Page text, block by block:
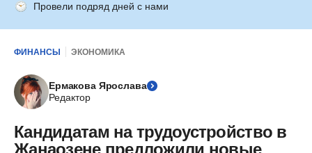
Провели подряд дней с нами
ФИНАНСЫ ЭКОНОМИКА
Ермакова Ярослава
Редактор
Кандидатам на трудоустройство в
Жанаозене предложили новые